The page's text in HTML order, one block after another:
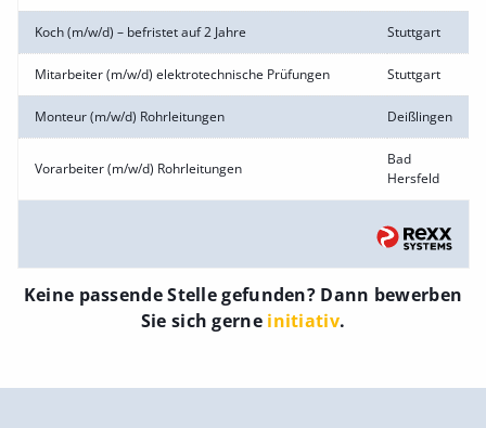
Koch (m/w/d) – befristet auf 2 Jahre Stuttgart
Mitarbeiter (m/w/d) elektrotechnische Prüfungen Stuttgart
Monteur (m/w/d) Rohrleitungen Deißlingen
Vorarbeiter (m/w/d) Rohrleitungen
Bad
Hersfeld
Keine passende Stelle gefunden? Dann bewerben
Sie sich gerne initiativ.